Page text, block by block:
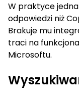
W praktyce
odpowiedzi niż
Brakuje mu
traci na
Microsoftu.